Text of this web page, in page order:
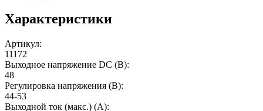
Характеристики
Артикул:
11172
Выходное напряжение DC (В):
48
Регулировка напряжения (В):
44-53
Выходной ток (макс.) (А):